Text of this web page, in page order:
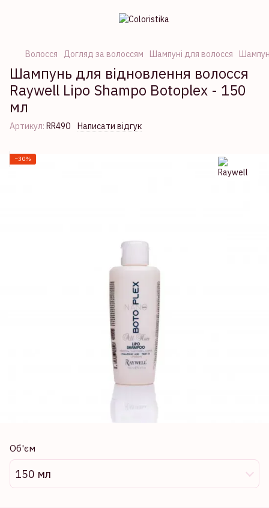
Волосся Догляд за волоссям Шампуні для волосся
Шампунь для відновлення волосся
Raywell Lipo Shampo Botoplex - 150
мл
Артикул: RR490 Написати відгук
−30%
Об'єм
150 мл